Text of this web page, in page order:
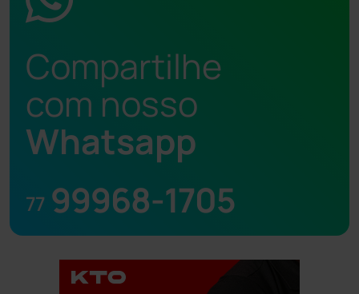
Compartilhe
com nosso
Whatsapp
77 99968-1705